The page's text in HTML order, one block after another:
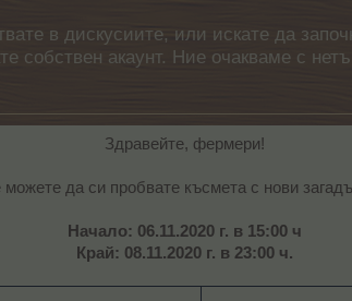
в дискусиите, или искате да
собствен акаунт. Ние очакваме с
Здравейте, фермери!
да си пробвате късмета с нови
Начало: 06.11.2020 г. в 15:00 ч
Край: 08.11.2020 г. в 23:00 ч.